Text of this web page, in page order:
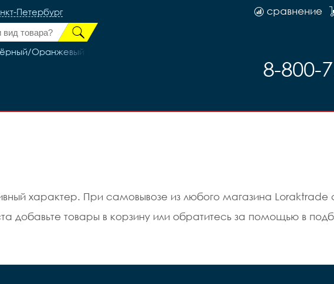
Петербург
Оранжевый
сравнение
8-800-
характер. При самовывозе из любого магазина Loraktrade
добавьте товары в корзину или обратитесь за помощью в